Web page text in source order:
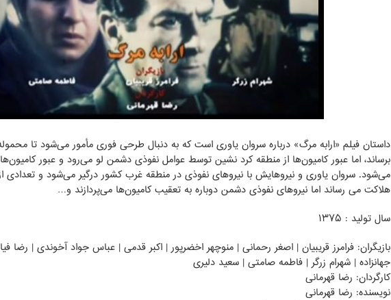
داستان فیلم «ارابه مرگ» درباره سروان یاوری است که به دنبال طرحی فوری مأمور می‌شود تا
برساند، اما عبور کامیون‌ها از منطقه کرد نشین توسط عوامل نفوذی دشمن لو می‌رود و عبور
می‌شود. سروان یاوری و نیروهایش با نیروهای نفوذی در منطقه غرب کشور درگیر می‌شود و تعدادی
هلاکت می رساند اما نیروهای نفوذی دشمن دوباره به تعقیب کامیون‌ها می‌پردازند و…
سال تولید : ۱۳۷۵
بازیگران: فرامرز قریبیان | اصغر رحمانی | منوچهر اخضرپور | اکبر قدمی | عباس جواد آخوندی |
جهانزاده | شهرام زرگر | فاطمه صامتی | سعید دلیری
کارگردان: رضا قهرمانی
نویسنده: رضا قهرمانی